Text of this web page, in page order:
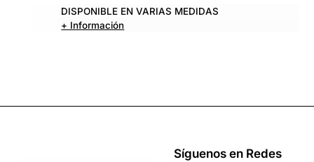
DISPONIBLE EN VARIAS MEDIDAS
+ Información
Síguenos en Redes